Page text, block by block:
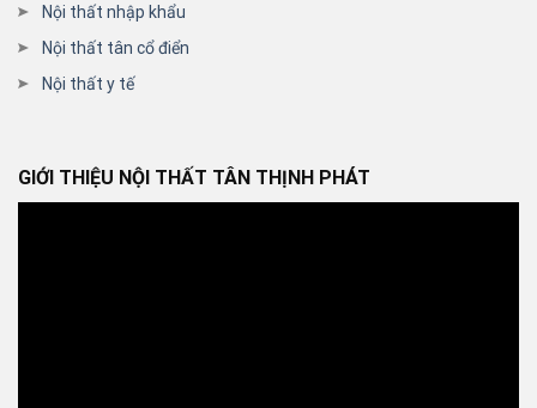
Nội thất nhập khẩu
Nội thất tân cổ điển
Nội thất y tế
GIỚI THIỆU NỘI THẤT TÂN THỊNH PHÁT